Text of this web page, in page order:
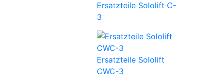
Ersatzteile Sololift C-
3
Ersatzteile Sololift
CWC-3